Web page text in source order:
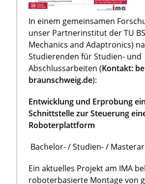
In einem gemeinsamen
unser Partnerinstitut der TU
Mechanics and Adaptronics)
Studierenden für Studien- und
Abschlussarbeiten (Kontakt:
braunschweig.de):
Entwicklung und Erprobung
Schnittstelle zur Steuerung
Roboterplattform
Bachelor- / Studien- /
Ein aktuelles Projekt am IMA
roboterbasierte Montage von